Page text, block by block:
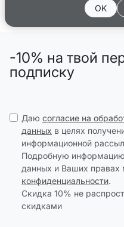
OK
-10% на твой
подписку
Даю согласие на
данных в целях
информационной
Подробную
данных и Ваших правах
конфиденциальности.
Скидка 10% не
скидками